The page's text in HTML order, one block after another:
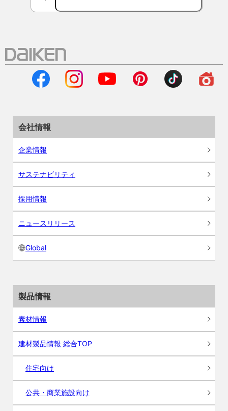
会社情報
企業情報
サステナビリティ
採用情報
ニュースリリース
Global
製品情報
素材情報
建材製品情報 総合TOP
住宅向け
公共・商業施設向け